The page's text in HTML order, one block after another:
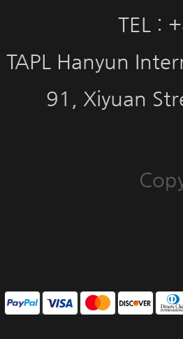
TEL :
TAPL Hanyun
91, Xiyuan